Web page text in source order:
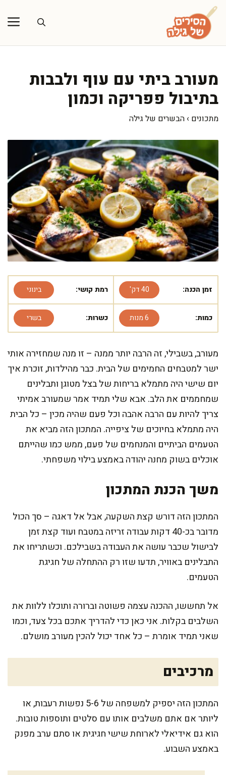
לדלג
לתוכן
מעורב ביתי עם עוף ולבבות
בתיבול פפריקה וכמון
מתכונים › הבשרים של גילה
זמן הכנה: 40 דק' רמת קושי: בינוני
כמות: 6 מנות כשרות: בשרי
מעורב, בשבילי, זה הרבה יותר ממנה – זו מנה שמחזירה אותי
ישר למטבחים החמימים של הבית. כבר מהילדות, זוכרת איך
יום שישי היה מתמלא בריחות של בצל מטוגן ותבלינים
שמחממים את הלב. אבא שלי תמיד אמר שמעורב אמיתי
צריך להיות עם הרבה אהבה וכל פעם שהיה מכין – כל הבית
היה מתמלא בחיוכים של ציפייה. המתכון הזה מביא את
הטעמים הביתיים והמנחמים של פעם, ממש כמו שהייתם
אוכלים בשוק מחנה יהודה באמצע בילוי משפחתי.
משך הכנת המתכון
המתכון הזה דורש קצת השקעה, אבל אל דאגה – סך הכול
מדובר בכ-40 דקות עבודה זריזה במטבח ועוד קצת זמן
לבישול שכבר עושה את העבודה בשבילכם. וכשתריחו את
התבלינים באוויר, תדעו שזו רק ההתחלה של חגיגת
הטעמים.
אל תחששו, ההכנה עצמה פשוטה וברורה ותוכלו ללוות את
השלבים בקלות. אני כאן כדי להדריך אתכם בכל צעד, וכמו
שאני תמיד אומרת – כל אחד יכול להכין מעורב מושלם.
מרכיבים
המתכון הזה יספיק למשפחה של 5-6 נפשות רעבות, או
ליותר אם אתם משלבים אותו עם סלטים ותוספות טובות.
הוא גם אידיאלי לארוחת שישי חגיגית או סתם ערב מפנק
באמצע השבוע.